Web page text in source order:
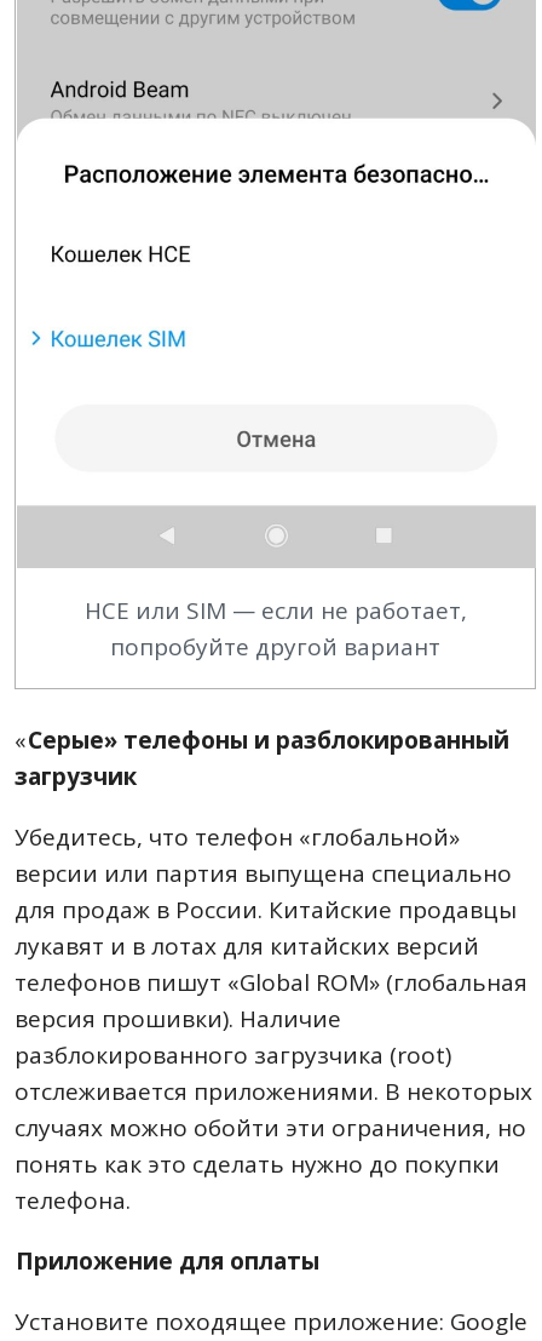
HCE или SIM — если не работает,
попробуйте другой вариант
«Серые» телефоны и разблокированный
загрузчик
Убедитесь, что телефон «глобальной»
версии или партия выпущена специально
для продаж в России. Китайские продавцы
лукавят и в лотах для китайских версий
телефонов пишут «Global ROM» (глобальная
версия прошивки). Наличие
разблокированного загрузчика (root)
отслеживается приложениями. В некоторых
случаях можно обойти эти ограничения, но
понять как это сделать нужно до покупки
телефона.
Приложение для оплаты
Установите походящее приложение: Google